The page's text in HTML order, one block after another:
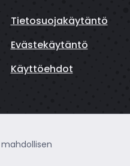
Tietosuojakäytäntö
Evästekäytäntö
Käyttöehdot